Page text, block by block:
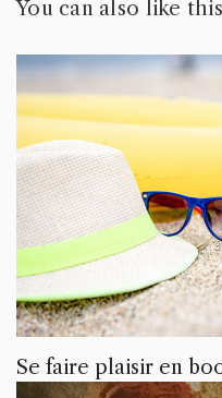
You can also like
Se faire plaisir en